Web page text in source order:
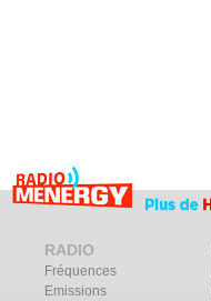
RADIO
Fréquences
Emissions